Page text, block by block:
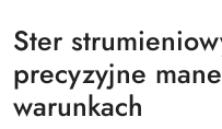
Ster
precyzyjne
warunkach